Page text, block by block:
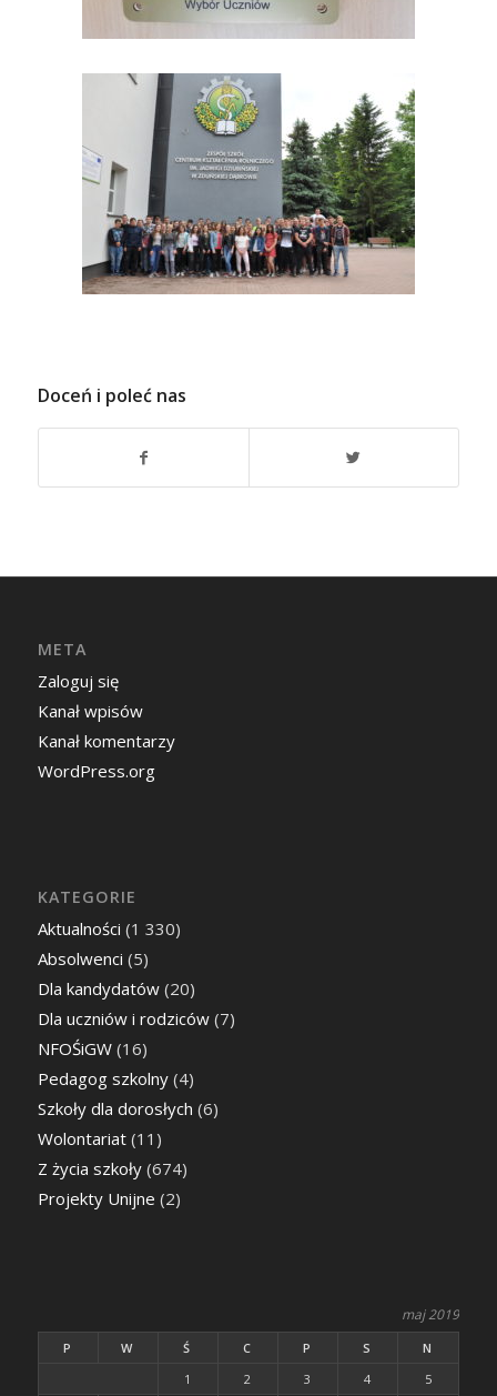
Doceń i poleć nas
META
Zaloguj się
Kanał wpisów
Kanał komentarzy
WordPress.org
KATEGORIE
Aktualności (1 330)
Absolwenci (5)
Dla kandydatów(20)
Dla uczniów i rodziców(7)
NFOŚiGW(16)
Pedagog szkolny(4)
Szkoły dla dorosłych (6)
Wolontariat(11)
Z życia szkoły(674)
Projekty Unijne (2)
maj 2019
P W Ś C P S
N
1
2 3 4 5